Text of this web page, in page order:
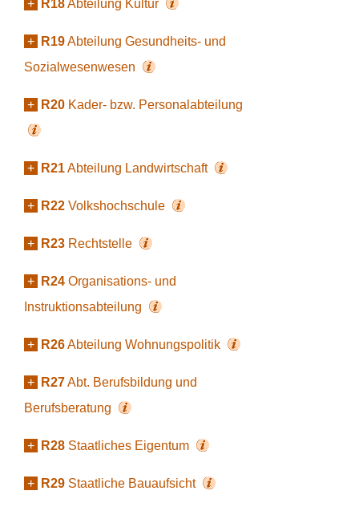
+ R18Abteilung Kultur
+ R19Abteilung Gesundheits- und
Sozialwesenwesen
+ R20 Kader- bzw. Personalabteilung
+ R21Abteilung Landwirtschaft
+ R22 Volkshochschule
+ R23 Rechtstelle
+ R24 Organisations- und
Instruktionsabteilung
+ R26Abteilung Wohnungspolitik
+ R27Abt. Berufsbildung und
Berufsberatung
+ R28 Staatliches Eigentum
+ R29 Staatliche Bauaufsicht